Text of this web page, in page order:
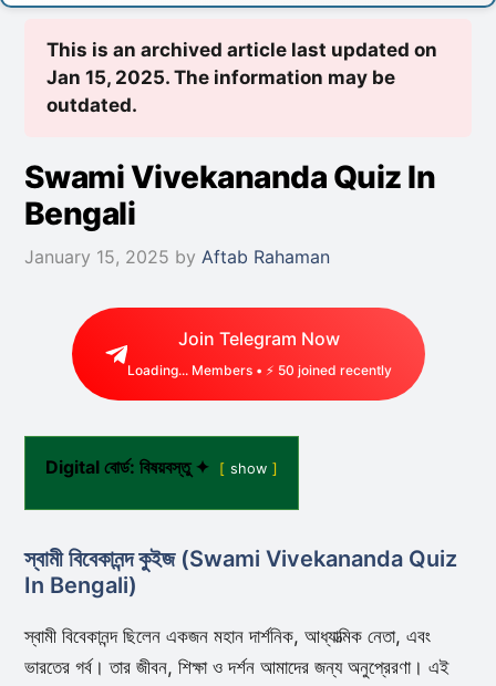
This is an archived article last updated on
Jan 15, 2025. The information may be
outdated.
Swami Vivekananda Quiz In
Bengali
January 15, 2025 by Aftab Rahaman
Join Telegram Now
Loading...Members • ⚡ 50 joined recently
Digital বোর্ড: বিষয়বস্তু ✦ show
স্বামী বিবেকানন্দ কুইজ (Swami Vivekananda Quiz
In Bengali)
স্বামী বিবেকানন্দ ছিলেন একজন মহান দার্শনিক, আধ্যাত্মিক নেতা, এবং
ভারতের গর্ব। তার জীবন, শিক্ষা ও দর্শন আমাদের জন্য অনুপ্রেরণা। এই